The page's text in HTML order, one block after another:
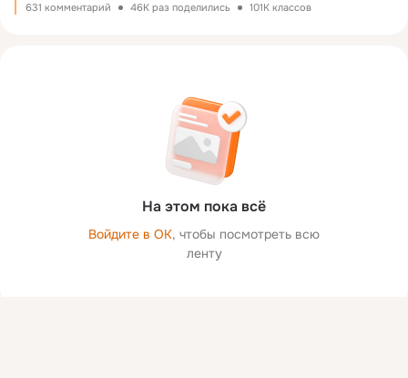
631 комментарий 46K раз поделились 101K классов
На этом пока всё
Войдите в ОК, чтобы посмотреть всю
ленту